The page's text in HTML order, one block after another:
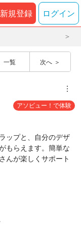
新規登録 ログイン
一覧 次へ
︙
アソビュー！で体験
ップと、自分のデザ
もらえます。簡単な
んが楽しくサポート